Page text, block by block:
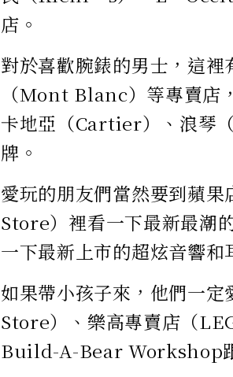
店。
對於喜歡腕錶的男士，這
（Mont Blanc）等專賣店
卡地亞（Cartier）、浪琴
牌。
愛玩的朋友們當然要到蘋
Store）裡看一下最新最潮
一下最新上市的超炫音響和
如果帶小孩子來，他們一
Store）、樂高專賣店（
Build-A-Bear Workshop跟